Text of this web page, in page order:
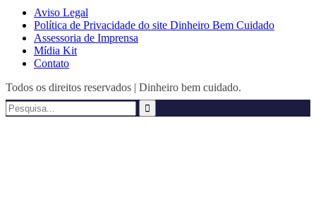
Aviso Legal
Política de Privacidade do site Dinheiro Bem Cuidado
Assessoria de Imprensa
Mídia Kit
Contato
Todos os direitos reservados | Dinheiro bem cuidado.